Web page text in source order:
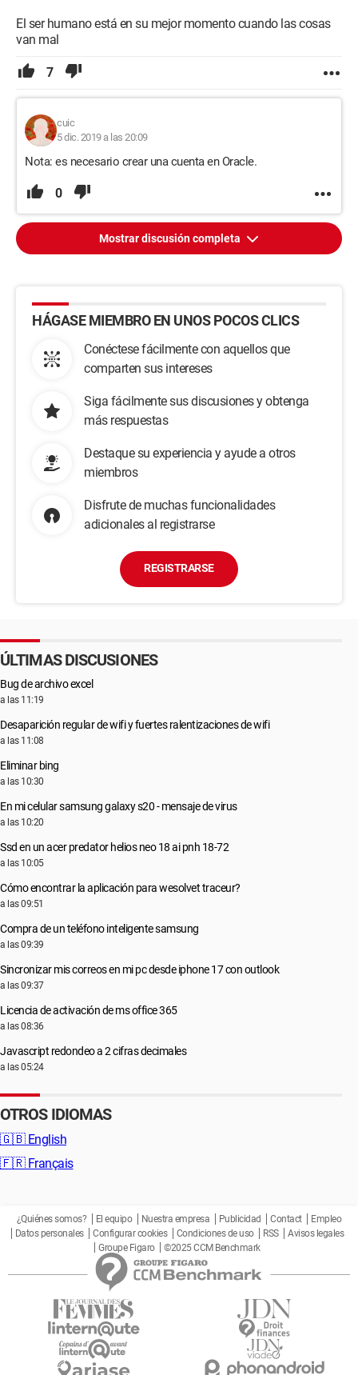
El ser humano está en su mejor momento cuando las cosas
van mal
7
cuic
5 dic. 2019 a las 20:09
Nota: es necesario crear una cuenta en Oracle.
0
Mostrar discusión completa
HÁGASE MIEMBRO EN UNOS POCOS CLICS
Conéctese fácilmente con aquellos que
comparten sus intereses
Siga fácilmente sus discusiones y obtenga
más respuestas
Destaque su experiencia y ayude a otros
miembros
Disfrute de muchas funcionalidades
adicionales al registrarse
REGISTRARSE
ÚLTIMAS DISCUSIONES
Bug de archivo excel
a las 11:19
Desaparición regular de wifi y fuertes ralentizaciones de wifi
a las 11:08
Eliminar bing
a las 10:30
En mi celular samsung galaxy s20 - mensaje de virus
a las 10:20
Ssd en un acer predator helios neo 18 ai pnh 18-72
a las 10:05
Cómo encontrar la aplicación para wesolvet traceur?
a las 09:51
Compra de un teléfono inteligente samsung
a las 09:39
Sincronizar mis correos en mi pc desde iphone 17 con outlook
a las 09:37
Licencia de activación de ms office 365
a las 08:36
Javascript redondeo a 2 cifras decimales
a las 05:24
OTROS IDIOMAS
🇬🇧 English
🇫🇷 Français
¿Quiénes somos? El equipo Nuestra empresa Publicidad Contact
Empleo
Datos personales
Configurar cookies Condiciones de uso RSS
Avisos legales
Groupe Figaro
©2025 CCM Benchmark